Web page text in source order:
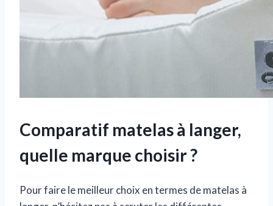
Comparatif matelas à langer,
quelle marque choisir ?
Pour faire le meilleur choix en termes de matelas à